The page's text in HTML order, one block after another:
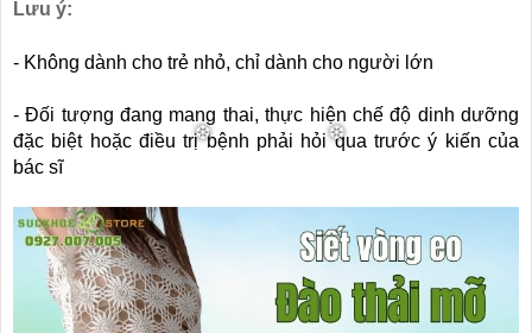
Lưu ý:
- Không dành cho trẻ nhỏ, chỉ dành cho người lớn
- Đối tượng đang mang thai, thực hiện chế độ dinh dưỡng
đặc biệt hoặc điều trị bệnh phải hỏi qua trước ý kiến của
bác sĩ